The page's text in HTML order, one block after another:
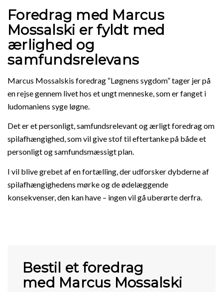
Foredrag med Marcus
Mossalski er fyldt med
ærlighed og
samfundsrelevans
Marcus Mossalskis foredrag “Løgnens sygdom” tager jer på
en rejse gennem livet hos et ungt menneske, som er fanget i
ludomaniens syge løgne.
Det er et personligt, samfundsrelevant og ærligt foredrag om
spilafhængighed, som vil give stof til eftertanke på både et
personligt og samfundsmæssigt plan.
I vil blive grebet af en fortælling, der udforsker dybderne af
spilafhængighedens mørke og de ødelæggende
konsekvenser, den kan have – ingen vil gå uberørte derfra.
Bestil et foredrag
med Marcus Mossalski